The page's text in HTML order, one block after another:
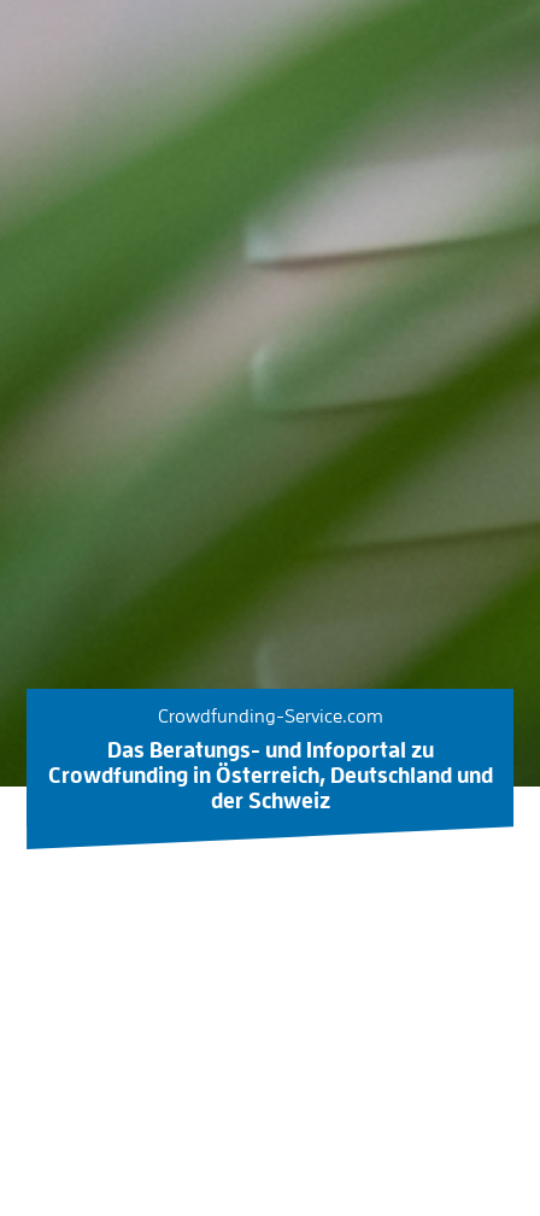
Crowdfunding-Service.com
Das Beratungs- und Infoportal zu
Crowdfunding in Österreich, Deutschland und
der Schweiz